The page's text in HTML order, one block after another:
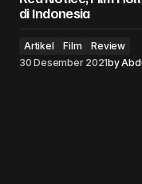
di Indonesia
Artikel Film
Review
30 Desember 2021by